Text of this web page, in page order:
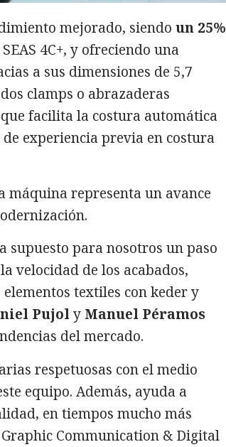
mejorado, siendo un 25%
4C+, y ofreciendo una
a sus dimensiones de 5,7
clamps o abrazaderas
facilita la costura automática
experiencia previa en costura
representa un avance
supuesto para nosotros un paso
velocidad de los acabados,
textiles con keder y
Pujol y Manuel Péramos
del mercado.
respetuosas con el medio
equipo. Además, ayuda a
en tiempos mucho más
Communication & Digital